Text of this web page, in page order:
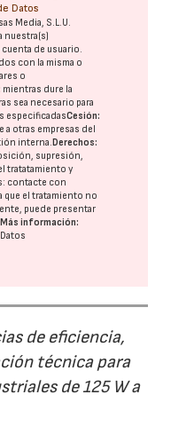
Datos
Media, S.L.U.
nuestra(s)
de usuario.
con la misma o
o
mientras dure la
sea necesario para
especificadasCesión:
a otras empresas del
interna.Derechos:
supresión,
tratatamiento y
contacte con
que el tratamiento no
puede presentar
Más información:
de eficiencia,
técnica para
de 125 W a